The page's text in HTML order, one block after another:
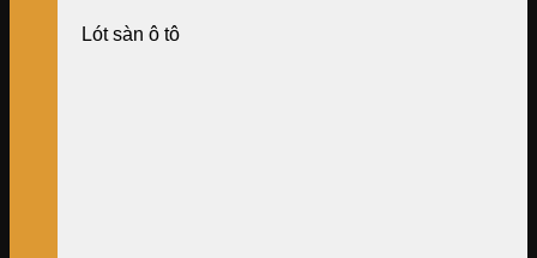
Lót sàn ô tô